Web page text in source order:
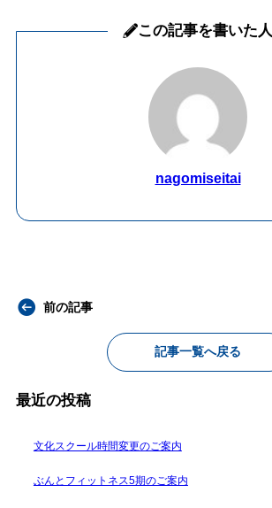
この記事を書いた人
nagomiseitai
前の記事
記事一覧へ戻る
最近の投稿
文化スクール時間変更のご案内
ぶんとフィットネス5期のご案内